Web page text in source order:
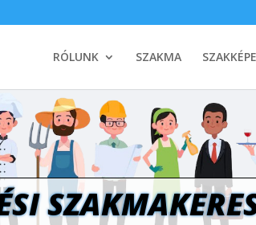
RÓLUNK SZAKMA